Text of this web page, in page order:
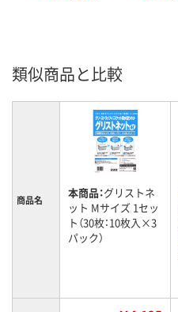
類似商品と比較
商品名 本商品：グリストネ
ット Mサイズ 1セッ
ト（30枚：10枚入×3
パック）